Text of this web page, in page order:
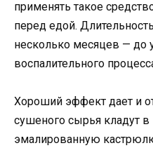
применять такое
перед едой.
несколько месяцев — до
воспалительного
Хороший эффект дает и
сушеного сырья кладут
эмалированную